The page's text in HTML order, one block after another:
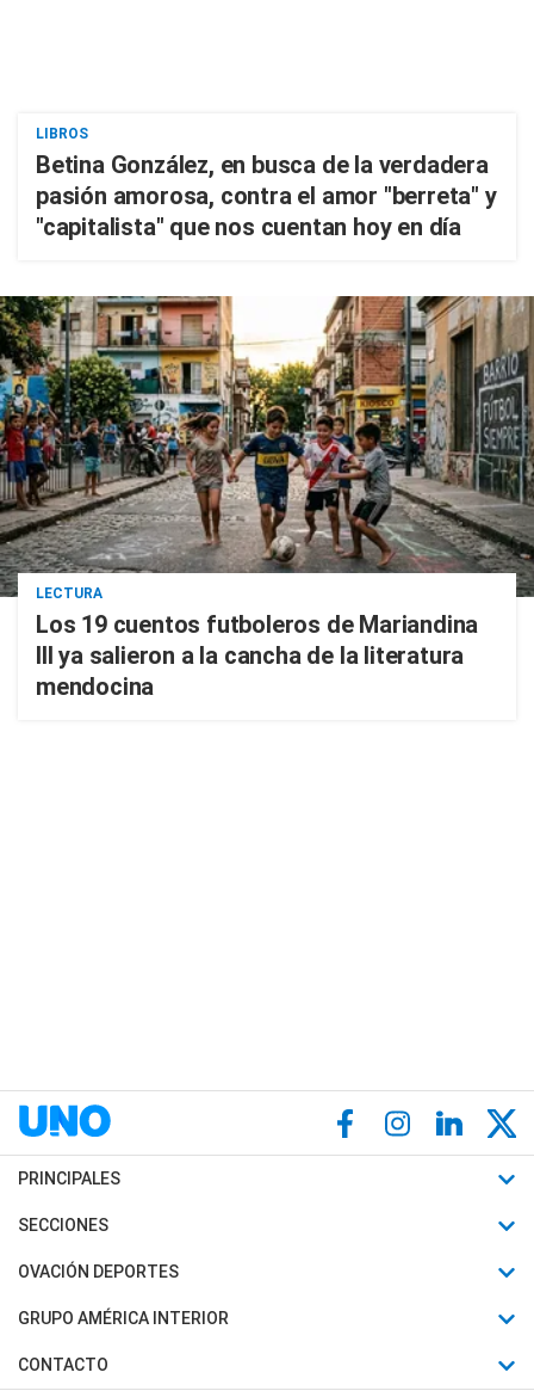
LIBROS
Betina González, en busca de la verdadera
pasión amorosa, contra el amor "berreta" y
"capitalista" que nos cuentan hoy en día
LECTURA
Los 19 cuentos futboleros de Mariandina
III ya salieron a la cancha de la literatura
mendocina
PRINCIPALES
Últimas Noticias
Política
Judiciales
SECCIONES
Horóscopo
Motores
Trucos caseros
OVACIÓN DEPORTES
Fútbol
Mundial
GRUPO AMÉRICA INTERIOR
Canal 7 en Vivo
CONTACTO